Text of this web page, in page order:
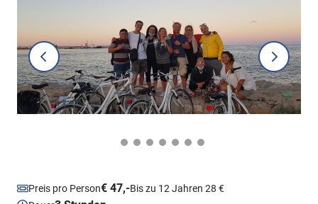
Preis pro Person€ 47,-Bis zu 12 Jahren 28 €